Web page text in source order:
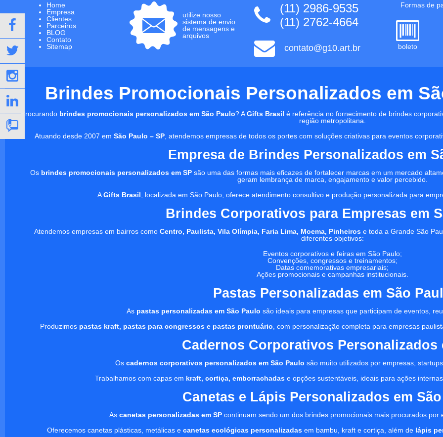
Home
Empresa
Clientes
Parceiros
BLOG
Contato
Sitemap
utilize nosso
sistema de envio
de mensagens e
arquivos
(11) 2986-9535
(11) 2762-4664
contato@g10.art.br
Formas de
boleto
Brindes Promocionais Personalizados em
Procurando brindes promocionais personalizados em São Paulo? AGifts Brasil é referência no fornecimento de brindes
região metropolitana.
Atuando desde 2007 em São Paulo – SP , atendemos empresas de todos os portes com soluções criativas para eventos
Empresa de Brindes Personalizados em
Os brindes promocionais personalizados em SPsão uma das formas mais eficazes de fortalecer marcas em um mercado
geram lembrança de marca, engajamento e valor percebido.
AGifts Brasil , localizada em São Paulo, oferece atendimento consultivo e produção personalizada para
Brindes Corporativos para Empresas em
Atendemos empresas em bairros como Centro, Paulista, Vila Olímpia, Faria Lima, Moema, Pinheirose toda a Grande São
diferentes objetivos:
Eventos corporativos e feiras em São Paulo;
Convenções, congressos e treinamentos;
Datas comemorativas empresariais;
Ações promocionais e campanhas institucionais.
Pastas Personalizadas em São
As pastas personalizadas em São Paulo são ideais para empresas que participam de eventos,
Produzimos pastas kraft, pastas para congressos e pastas prontuário , com personalização completa para empresas
Cadernos Corporativos Personalizados
Os cadernos corporativos personalizados em São Paulo são muito utilizados por empresas,
Trabalhamos com capas em kraft, cortiça, emborrachadase opções sustentáveis, ideais para ações
Canetas e Lápis Personalizados em
As canetas personalizadas em SPcontinuam sendo um dos brindes promocionais mais procurados por
Oferecemos canetas plásticas, metálicas e canetas ecológicas personalizadas em bambu, kraft e cortiça, além de lápis